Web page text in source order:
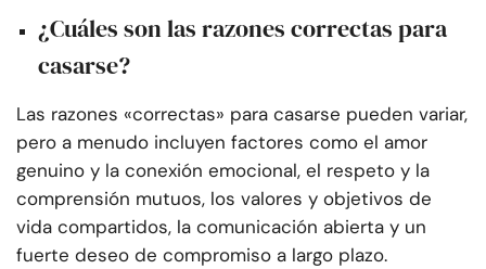
¿Cuáles son las razones correctas para
casarse?
Las razones «correctas» para casarse pueden variar,
pero a menudo incluyen factores como el amor
genuino y la conexión emocional, el respeto y la
comprensión mutuos, los valores y objetivos de
vida compartidos, la comunicación abierta y un
fuerte deseo de compromiso a largo plazo.